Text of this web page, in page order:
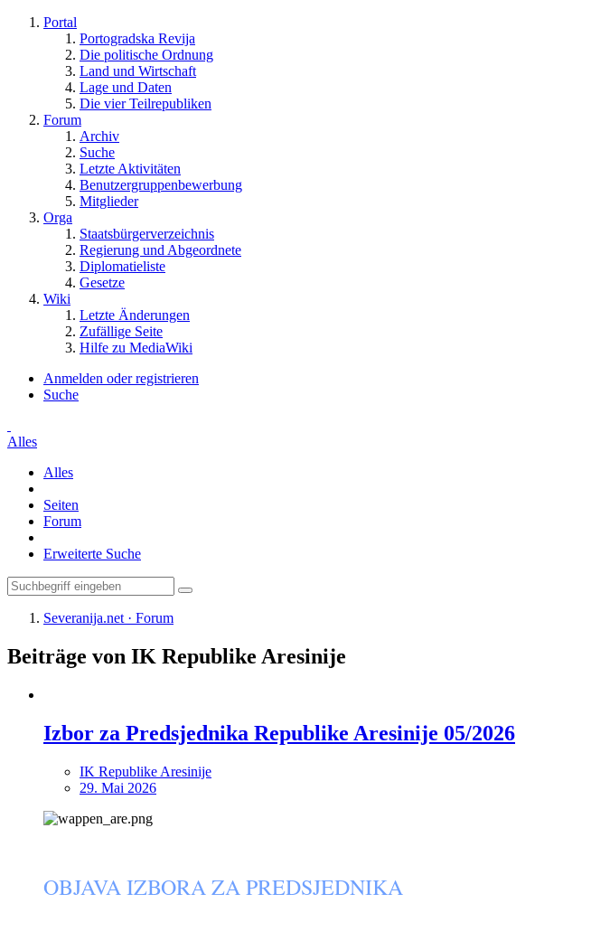
Portal
Portogradska Revija
Die politische Ordnung
Land und Wirtschaft
Lage und Daten
Die vier Teilrepubliken
Forum
Archiv
Suche
Letzte Aktivitäten
Benutzergruppenbewerbung
Mitglieder
Orga
Staatsbürgerverzeichnis
Regierung und Abgeordnete
Diplomatieliste
Gesetze
Wiki
Letzte Änderungen
Zufällige Seite
Hilfe zu MediaWiki
Anmelden oder registrieren
Suche
Alles
Alles
Seiten
Forum
Erweiterte Suche
Severanija.net · Forum
Beiträge von IK Republike Aresinije
Izbor za Predsjednika Republike Aresinije 05/2026
IK Republike Aresinije
29. Mai 2026
OBJAVA IZBORA ZA PREDSJEDNIKA